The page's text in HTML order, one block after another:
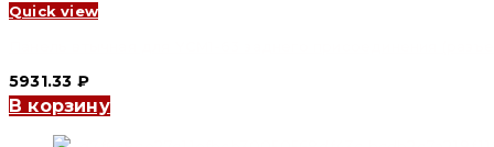
Quick view
5931.33 ₽
В корзину